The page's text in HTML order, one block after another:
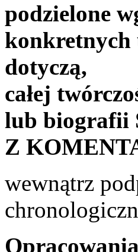
podzielone
dotyczą,
całej
lub biografii
Z
wewnątrz